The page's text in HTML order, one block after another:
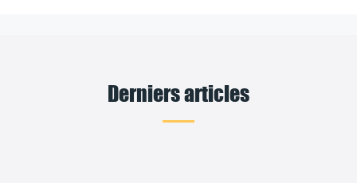
Derniers articles